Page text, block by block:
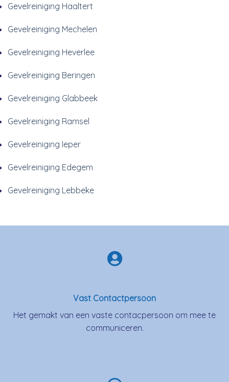
Gevelreiniging Haaltert
Gevelreiniging Mechelen
Gevelreiniging Heverlee
Gevelreiniging Beringen
Gevelreiniging Glabbeek
Gevelreiniging Ramsel
Gevelreiniging Ieper
Gevelreiniging Edegem
Gevelreiniging Lebbeke
Vast Contactpersoon
Het gemakt van een vaste contacpersoon om mee te
communiceren.